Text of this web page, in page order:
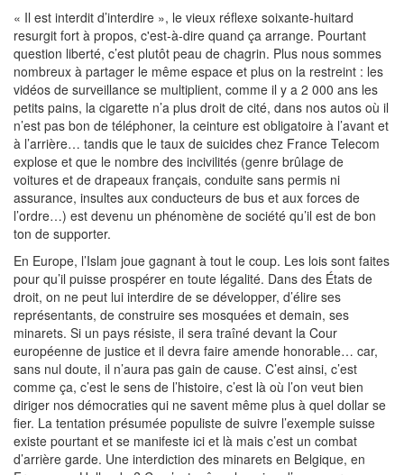
« Il est interdit d’interdire », le vieux réflexe soixante-huitard
resurgit fort à propos, c'est-à-dire quand ça arrange. Pourtant
question liberté, c’est plutôt peau de chagrin. Plus nous sommes
nombreux à partager le même espace et plus on la restreint : les
vidéos de surveillance se multiplient, comme il y a 2 000 ans les
petits pains, la cigarette n’a plus droit de cité, dans nos autos où il
n’est pas bon de téléphoner, la ceinture est obligatoire à l’avant et
à l’arrière… tandis que le taux de suicides chez France Telecom
explose et que le nombre des incivilités (genre brûlage de
voitures et de drapeaux français, conduite sans permis ni
assurance, insultes aux conducteurs de bus et aux forces de
l’ordre…) est devenu un phénomène de société qu’il est de bon
ton de supporter.
En Europe, l’Islam joue gagnant à tout le coup. Les lois sont faites
pour qu’il puisse prospérer en toute légalité. Dans des États de
droit, on ne peut lui interdire de se développer, d’élire ses
représentants, de construire ses mosquées et demain, ses
minarets. Si un pays résiste, il sera traîné devant la Cour
européenne de justice et il devra faire amende honorable… car,
sans nul doute, il n’aura pas gain de cause. C’est ainsi, c’est
comme ça, c’est le sens de l’histoire, c’est là où l’on veut bien
diriger nos démocraties qui ne savent même plus à quel dollar se
fier. La tentation présumée populiste de suivre l’exemple suisse
existe pourtant et se manifeste ici et là mais c’est un combat
d’arrière garde. Une interdiction des minarets en Belgique, en